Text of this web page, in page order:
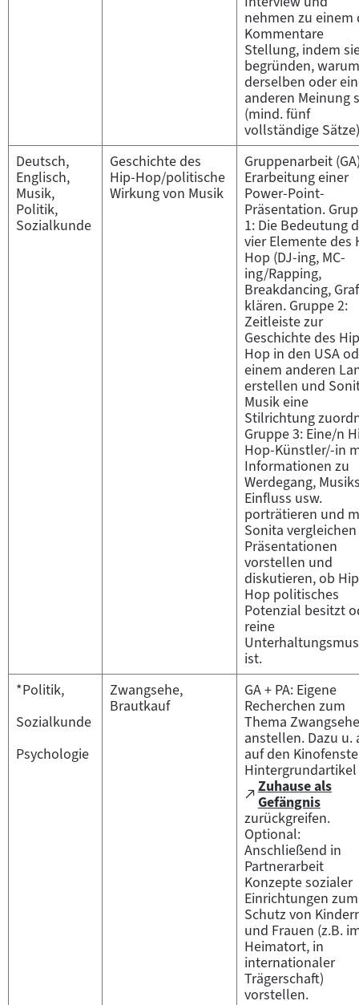
nehmen zu einem
Kommentare
Stellung, indem
begründen,
derselben oder
anderen Meinung
(mind. fünf
vollständige
Deutsch,
Englisch,
Musik,
Politik,
Sozialkunde
Geschichte des
Hip-Hop/politische
Wirkung von Musik
Gruppenarbeit
Erarbeitung einer
Power-Point-
Präsentation.
1: Die Bedeutung
vier Elemente des
Hop (DJ-ing, MC-
ing/Rapping,
Breakdancing,
klären. Gruppe 2:
Zeitleiste zur
Geschichte des
Hop in den USA
einem anderen
erstellen und
Musik eine
Stilrichtung
Gruppe 3: Eine/n
Hop-Künstler/-in
Informationen zu
Werdegang,
Einfluss usw.
porträtieren und
Sonita vergleichen
Präsentationen
vorstellen und
diskutieren, ob
Hop politisches
Potenzial besitzt
reine
ist.
*Politik,
Sozialkunde
Psychologie
Zwangsehe,
Brautkauf
GA + PA: Eigene
Recherchen zum
Thema Zwangsehe
anstellen. Dazu u.
auf den
Hintergrundartikel
Zum
externen
Inhalt:
Zuhause als
Gefängnis
(öffnet
im
neuen
Tab)
zurückgreifen.
Optional:
Anschließend in
Partnerarbeit
Konzepte sozialer
Einrichtungen zum
Schutz von
und Frauen (z.B.
Heimatort, in
internationaler
Trägerschaft)
vorstellen.